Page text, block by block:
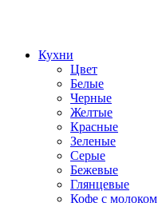
Кухни
Цвет
Белые
Черные
Желтые
Красные
Зеленые
Серые
Бежевые
Глянцевые
Кофе с молоком